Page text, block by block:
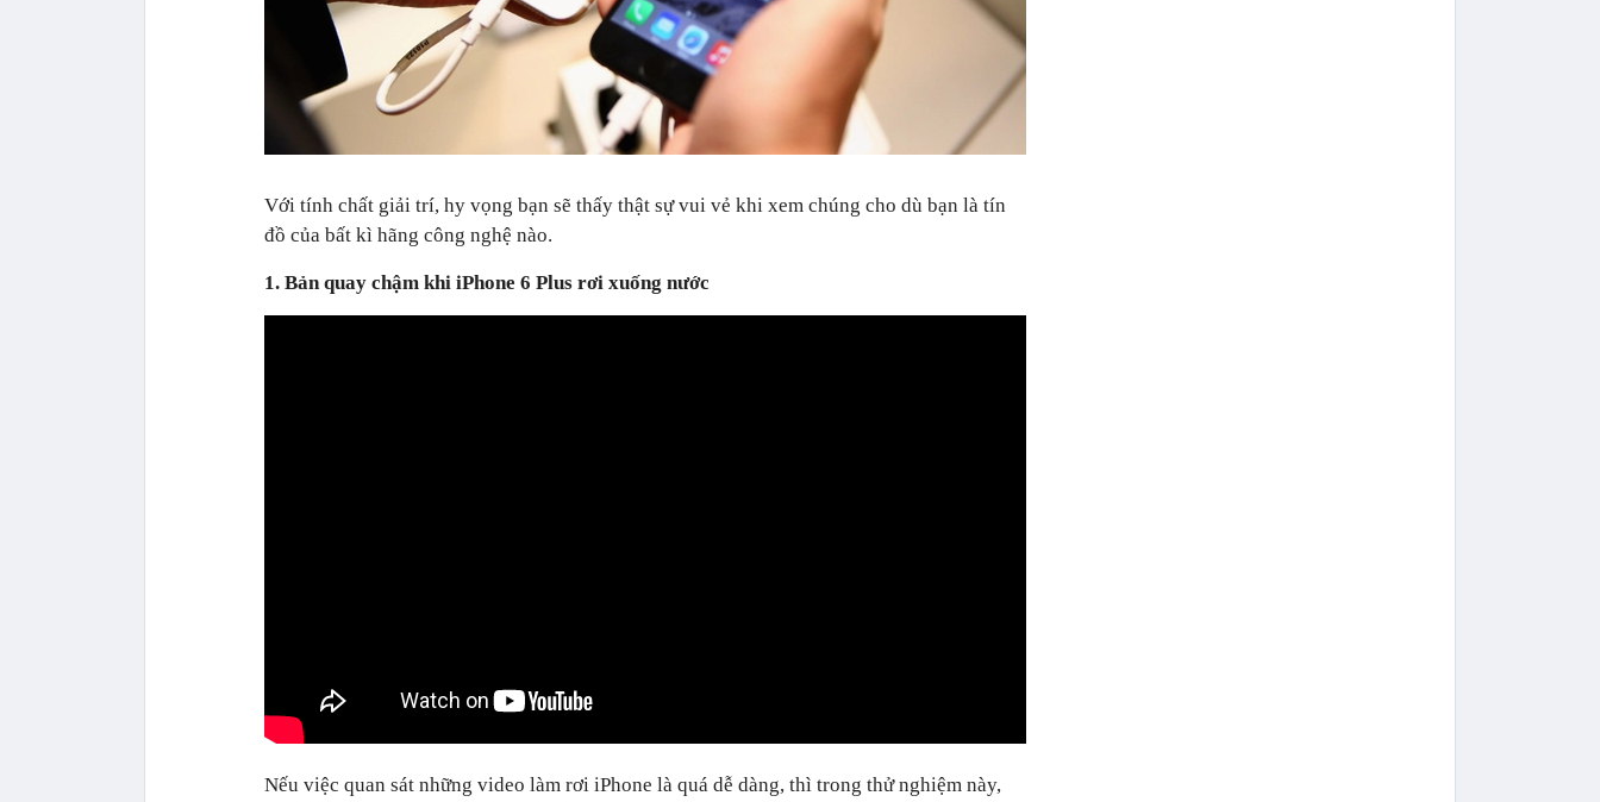
Với tính chất giải trí, hy vọng bạn sẽ thấy thật sự vui vẻ khi xem chúng cho dù bạn là tín
đồ của bất kì hãng công nghệ nào.
1. Bản quay chậm khi iPhone 6 Plus rơi xuống nước
Nếu việc quan sát những video làm rơi iPhone là quá dễ dàng, thì trong thử nghiệm này,